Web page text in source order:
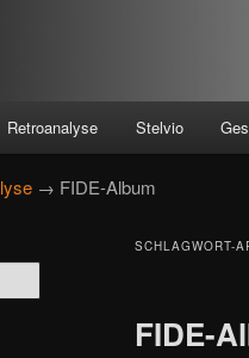
Retroanalyse Stelvio
→ FIDE-Album
SCHLAGWORT-
FIDE-